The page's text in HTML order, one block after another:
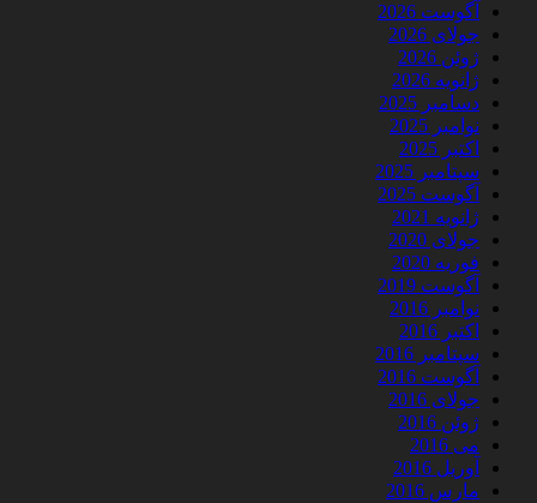
آگوست 2026
جولای 2026
ژوئن 2026
ژانویه 2026
دسامبر 2025
نوامبر 2025
اکتبر 2025
سپتامبر 2025
آگوست 2025
ژانویه 2021
جولای 2020
فوریه 2020
آگوست 2019
نوامبر 2016
اکتبر 2016
سپتامبر 2016
آگوست 2016
جولای 2016
ژوئن 2016
می 2016
آوریل 2016
مارس 2016